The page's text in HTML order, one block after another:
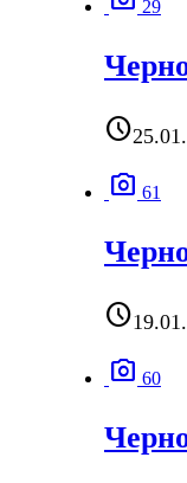
29
schedule
photo_camera 61
schedule
photo_camera 60